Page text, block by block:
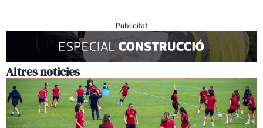
Publicitat
Altres noticies